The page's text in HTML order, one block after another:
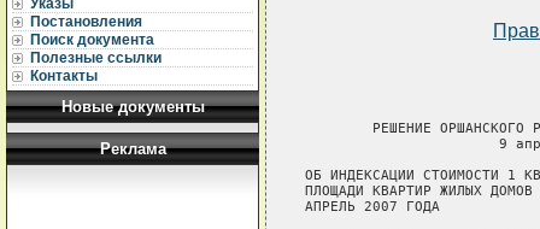
Указы
Постановления
Поиск документа
Полезные ссылки
Контакты
Новые документы
Реклама
РЕШЕНИЕ ОРШАНСКОГО
9
ОБ ИНДЕКСАЦИИ СТОИМОСТИ 1
ПЛОЩАДИ КВАРТИР ЖИЛЫХ
АПРЕЛЬ 2007 ГОДА